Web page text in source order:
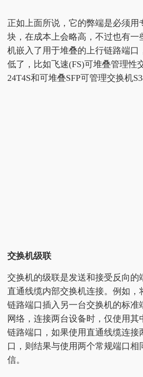
正如上面所说，它的弊端是必须用
块，在成本上会略高，不过也有一
机嵌入了用于堆叠的上行链路端口
低了，比如飞速(FS)可堆叠管理性
24T4S和可堆叠SFP可管理交换机
交换机级联
交换机的级联是发送和接受反向的
直通线缆内部交换机连接。例如，
链路端口插入另一台交换机的标准
网络，连接两台设备时，仅使用其
链路端口，如果使用直通线缆连接
口，则结果与使用两个常规端口相
信。